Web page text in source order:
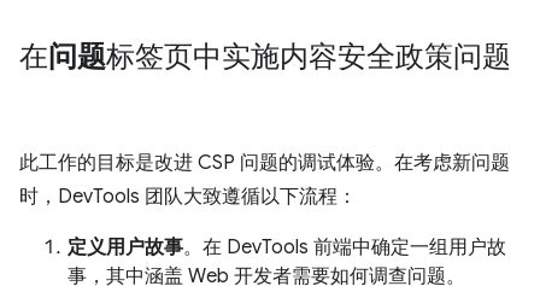
在问题标签页中实施内容安全政策问题
此工作的目标是改进 CSP 问题的调试体验。在考虑新问题
时，DevTools 团队大致遵循以下流程：
定义用户故事。在 DevTools 前端中确定一组用户故
事，其中涵盖 Web 开发者需要如何调查问题。